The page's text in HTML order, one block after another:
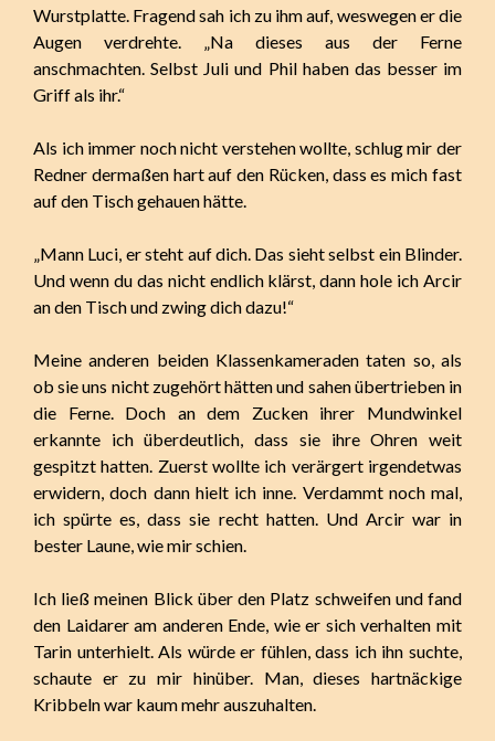
Wurstplatte. Fragend sah ich zu ihm auf, weswegen er die
Augen verdrehte. „Na dieses aus der Ferne
anschmachten. Selbst Juli und Phil haben das besser im
Griff als ihr.“
Als ich immer noch nicht verstehen wollte, schlug mir der
Redner dermaßen hart auf den Rücken, dass es mich fast
auf den Tisch gehauen hätte.
„Mann Luci, er steht auf dich. Das sieht selbst ein Blinder.
Und wenn du das nicht endlich klärst, dann hole ich Arcir
an den Tisch und zwing dich dazu!“
Meine anderen beiden Klassenkameraden taten so, als
ob sie uns nicht zugehört hätten und sahen übertrieben in
die Ferne. Doch an dem Zucken ihrer Mundwinkel
erkannte ich überdeutlich, dass sie ihre Ohren weit
gespitzt hatten. Zuerst wollte ich verärgert irgendetwas
erwidern, doch dann hielt ich inne. Verdammt noch mal,
ich spürte es, dass sie recht hatten. Und Arcir war in
bester Laune, wie mir schien.
Ich ließ meinen Blick über den Platz schweifen und fand
den Laidarer am anderen Ende, wie er sich verhalten mit
Tarin unterhielt. Als würde er fühlen, dass ich ihn suchte,
schaute er zu mir hinüber. Man, dieses hartnäckige
Kribbeln war kaum mehr auszuhalten.